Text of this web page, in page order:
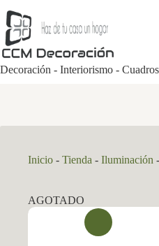
al
contenido
Decoración - Interiorismo -
Inicio - Tienda - Iluminación -
AGOTADO